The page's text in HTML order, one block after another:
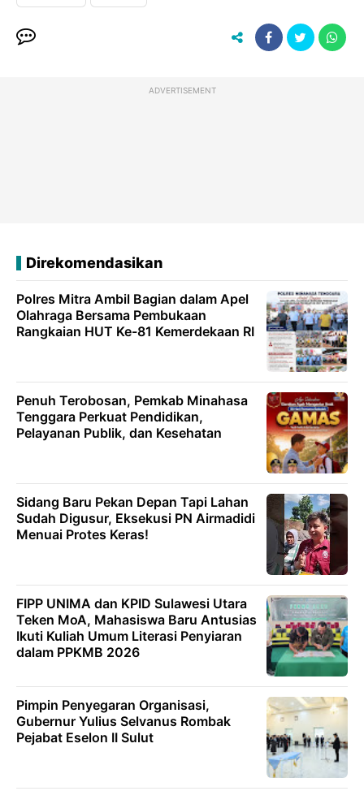
ADVERTISEMENT
Direkomendasikan
Polres Mitra Ambil Bagian dalam Apel
Olahraga Bersama Pembukaan
Rangkaian HUT Ke-81 Kemerdekaan RI
Penuh Terobosan, Pemkab Minahasa
Tenggara Perkuat Pendidikan,
Pelayanan Publik, dan Kesehatan
Sidang Baru Pekan Depan Tapi Lahan
Sudah Digusur, Eksekusi PN Airmadidi
Menuai Protes Keras!
FIPP UNIMA dan KPID Sulawesi Utara
Teken MoA, Mahasiswa Baru Antusias
Ikuti Kuliah Umum Literasi Penyiaran
dalam PPKMB 2026
Pimpin Penyegaran Organisasi,
Gubernur Yulius Selvanus Rombak
Pejabat Eselon II Sulut